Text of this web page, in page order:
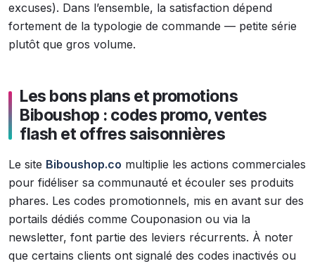
excuses). Dans l’ensemble, la satisfaction dépend
fortement de la typologie de commande — petite série
plutôt que gros volume.
Les bons plans et promotions
Biboushop : codes promo, ventes
flash et offres saisonnières
Le site Biboushop.co multiplie les actions commerciales
pour fidéliser sa communauté et écouler ses produits
phares. Les codes promotionnels, mis en avant sur des
portails dédiés comme Couponasion ou via la
newsletter, font partie des leviers récurrents. À noter
que certains clients ont signalé des codes inactivés ou